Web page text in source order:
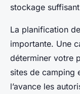
stockage
La planification
importante. Une
déterminer votre
sites de camping
l’avance les